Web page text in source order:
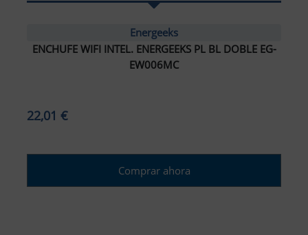
Energeeks
ENCHUFE WIFI INTEL. ENERGEEKS PL BL DOBLE EG-
EW006MC
22,01 €
Comprar ahora